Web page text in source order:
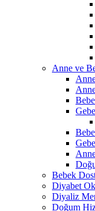
Anne ve
Bebek
Diyabet
Diyaliz
Doğum